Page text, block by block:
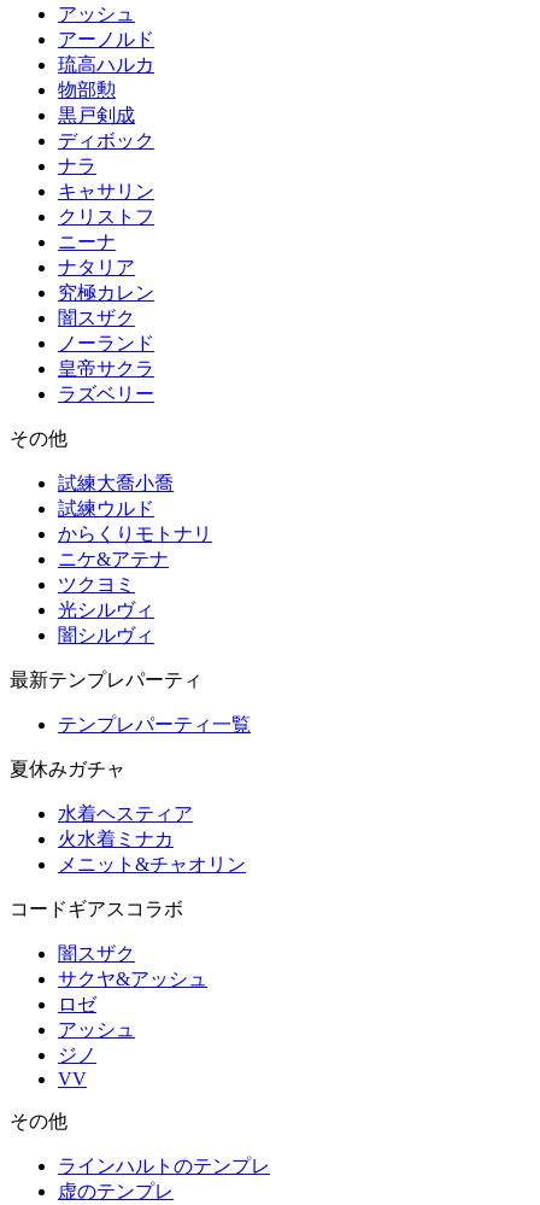
アッシュ
アーノルド
琉高ハルカ
物部勲
黒戸剣成
ディボック
ナラ
キャサリン
クリストフ
ニーナ
ナタリア
究極カレン
闇スザク
ノーランド
皇帝サクラ
ラズベリー
その他
試練大喬小喬
試練ウルド
からくりモトナリ
ニケ&アテナ
ツクヨミ
光シルヴィ
闇シルヴィ
最新テンプレパーティ
テンプレパーティ一覧
夏休みガチャ
水着ヘスティア
火水着ミナカ
メニット&チャオリン
コードギアスコラボ
闇スザク
サクヤ&アッシュ
ロゼ
アッシュ
ジノ
VV
その他
ラインハルトのテンプレ
虚のテンプレ